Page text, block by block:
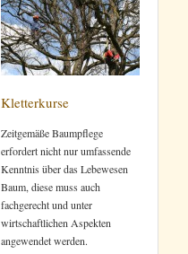
Kletterkurse
Zeitgemäße Baumpflege
erfordert nicht nur umfassende
Kenntnis über das Lebewesen
Baum, diese muss auch
fachgerecht und unter
wirtschaftlichen Aspekten
angewendet werden.